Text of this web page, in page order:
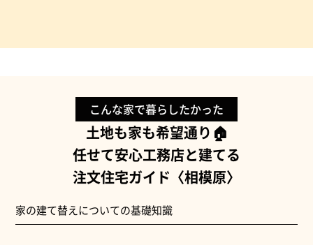
こんな家で暮らしたかった
土地も家も希望通り🏠
任せて安心工務店と建てる
注文住宅ガイド〈相模原〉
家の建て替えについての基礎知識